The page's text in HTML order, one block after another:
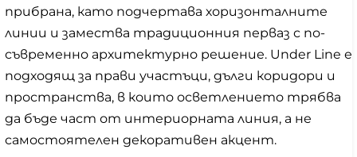
прибрана, като подчертава хоризонталните
линии и замества традиционния перваз с по-
съвременно архитектурно решение. Under Line е
подходящ за прави участъци, дълги коридори и
пространства, в които осветлението трябва
да бъде част от интериорната линия, а не
самостоятелен декоративен акцент.